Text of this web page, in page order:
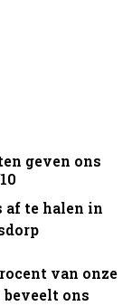
geven ons
af te halen in
van onze
ons